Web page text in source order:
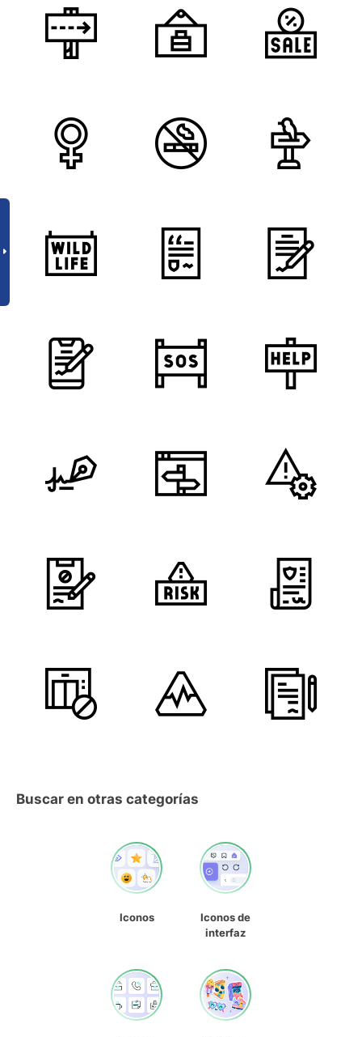
Buscar en otras categorías
Iconos
Iconos de
interfaz